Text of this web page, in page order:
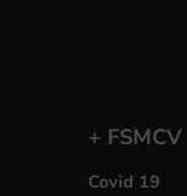
+ FSMCV
Covid 19